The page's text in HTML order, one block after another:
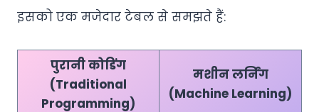
इसको एक मजेदार टेबल से समझते हैं:
पुरानी कोडिंग
(Traditional
Programming)
मशीन लर्निंग
(Machine Learning)